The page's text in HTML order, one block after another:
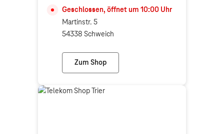
Geschlossen, öffnet um 10:00 Uhr
Martinstr. 5
54338 Schweich
Zum Shop
Thorsten Heinz (Telekom Partner)